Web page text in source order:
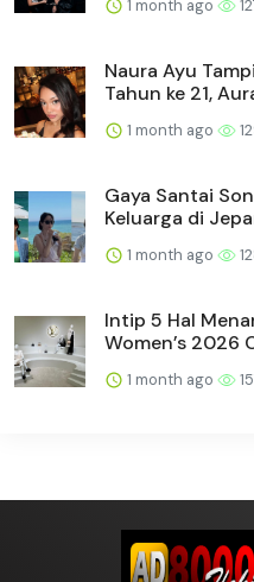
1 month ago
Naura Ayu
Tahun ke 21,
1 month ago
Gaya Santai
Keluarga di
1 month ago
Intip 5 Hal
Women’s 2026
1 month ago